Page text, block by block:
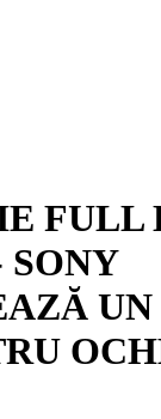
FULL
SONY